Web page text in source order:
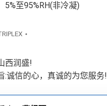
5%至95%RH(非冷凝)
西润盛!
:诚信的心，真诚的为您服务!